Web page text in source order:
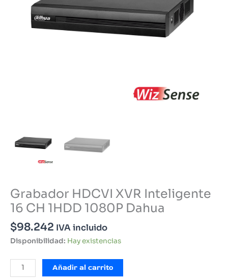
Grabador HDCVI XVR Inteligente
16 CH 1HDD 1080P Dahua
$98.242 IVA incluido
Disponibilidad: Hay existencias
Grabador
HDCVI
Añadir al carrito